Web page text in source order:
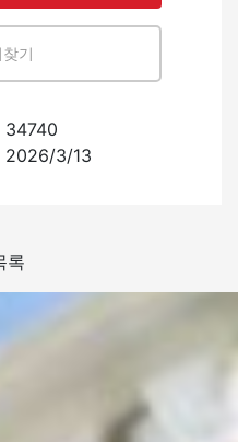
기
34740
2026/3/13
록